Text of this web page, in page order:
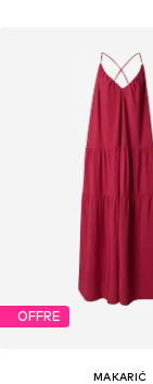
OFFRE
MAKARIĆ